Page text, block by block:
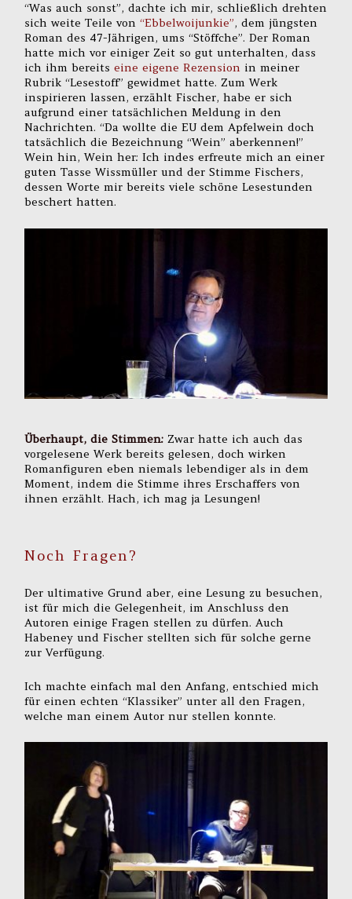
“Was auch sonst”, dachte ich mir, schließlich drehten
sich weite Teile von“Ebbelwoijunkie”, dem jüngsten
Roman des 47-Jährigen, ums “Stöffche”. Der Roman
hatte mich vor einiger Zeit so gut unterhalten, dass
ich ihm bereitseine eigene Rezension in meiner
Rubrik “Lesestoff” gewidmet hatte. Zum Werk
inspirieren lassen, erzählt Fischer, habe er sich
aufgrund einer tatsächlichen Meldung in den
Nachrichten. “Da wollte die EU dem Apfelwein doch
tatsächlich die Bezeichnung “Wein” aberkennen!”
Wein hin, Wein her: Ich indes erfreute mich an einer
guten Tasse Wissmüller und der Stimme Fischers,
dessen Worte mir bereits viele schöne Lesestunden
beschert hatten.
Überhaupt, die Stimmen: Zwar hatte ich auch das
vorgelesene Werk bereits gelesen, doch wirken
Romanfiguren eben niemals lebendiger als in dem
Moment, indem die Stimme ihres Erschaffers von
ihnen erzählt. Hach, ich mag ja Lesungen!
Noch Fragen?
Der ultimative Grund aber, eine Lesung zu besuchen,
ist für mich die Gelegenheit, im Anschluss den
Autoren einige Fragen stellen zu dürfen. Auch
Habeney und Fischer stellten sich für solche gerne
zur Verfügung.
Ich machte einfach mal den Anfang, entschied mich
für einen echten “Klassiker” unter all den Fragen,
welche man einem Autor nur stellen konnte.